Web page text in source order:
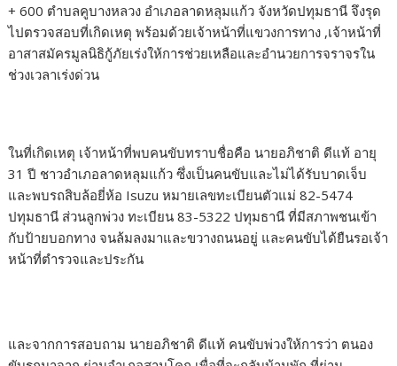
+ 600 ตำบลคูบางหลวง อำเภอลาดหลุมแก้ว จังหวัดปทุมธานี จึงรุด
ไปตรวจสอบที่เกิดเหตุ พร้อมด้วยเจ้าหน้าที่แขวงการทาง ,เจ้าหน้าที่
อาสาสมัครมูลนิธิกู้ภัยเร่งให้การช่วยเหลือและอำนวยการจราจรใน
ช่วงเวลาเร่งด่วน
ในที่เกิดเหตุ เจ้าหน้าที่พบคนขับทราบชื่อคือ นายอภิชาติ ดีแท้ อายุ
31 ปี ชาวอำเภอลาดหลุมแก้ว ซึ่งเป็นคนขับและไม่ได้รับบาดเจ็บ
และพบรถสิบล้อยี่ห้อ Isuzu หมายเลขทะเบียนตัวแม่ 82-5474
ปทุมธานี ส่วนลูกพ่วง ทะเบียน 83-5322 ปทุมธานี ที่มีสภาพชนเข้า
กับป้ายบอกทาง จนล้มลงมาและขวางถนนอยู่ และคนขับได้ยืนรอเจ้า
หน้าที่ตำรวจและประกัน
และจากการสอบถาม นายอภิชาติ ดีแท้ คนขับพ่วงให้การว่า ตนอง